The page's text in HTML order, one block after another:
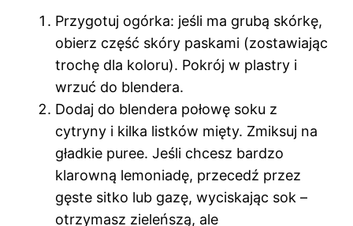
Przygotuj ogórka: jeśli ma grubą skórkę,
obierz część skóry paskami (zostawiając
trochę dla koloru). Pokrój w plastry i
wrzuć do blendera.
Dodaj do blendera połowę soku z
cytryny i kilka listków mięty. Zmiksuj na
gładkie puree. Jeśli chcesz bardzo
klarowną lemoniadę, przecedź przez
gęste sitko lub gazę, wyciskając sok –
otrzymasz zieleńszą, ale